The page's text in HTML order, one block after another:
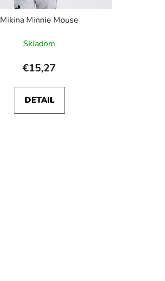
Mikina Minnie Mouse
Skladom
€15,27
DETAIL